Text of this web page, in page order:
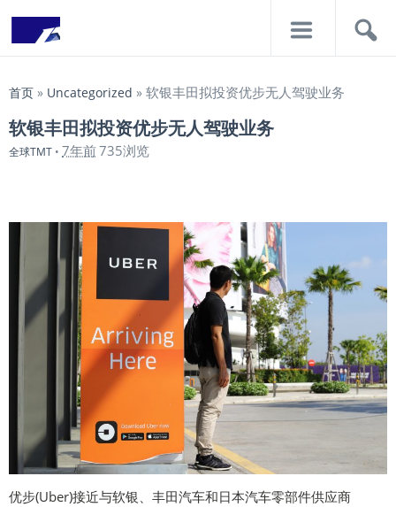
首页 » Uncategorized » 软银丰田拟投资优步无人驾驶业务
软银丰田拟投资优步无人驾驶业务
全球TMT • 7年前735浏览
优步(Uber)接近与软银、丰田汽车和日本汽车零部件供应商